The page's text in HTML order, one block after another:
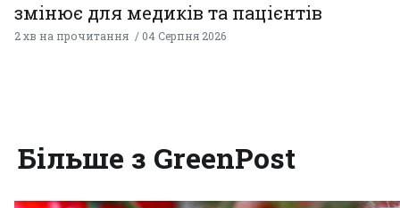
змінює для медиків та пацієнтів
2 хв на прочитання 04 Серпня 2026
Більше з GreenPost